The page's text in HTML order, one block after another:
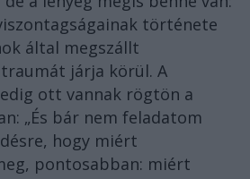
története
által megszállt
járja körül. A
ott vannak rögtön a
„És bár nem feladatom
hogy miért
pontosabban: miért